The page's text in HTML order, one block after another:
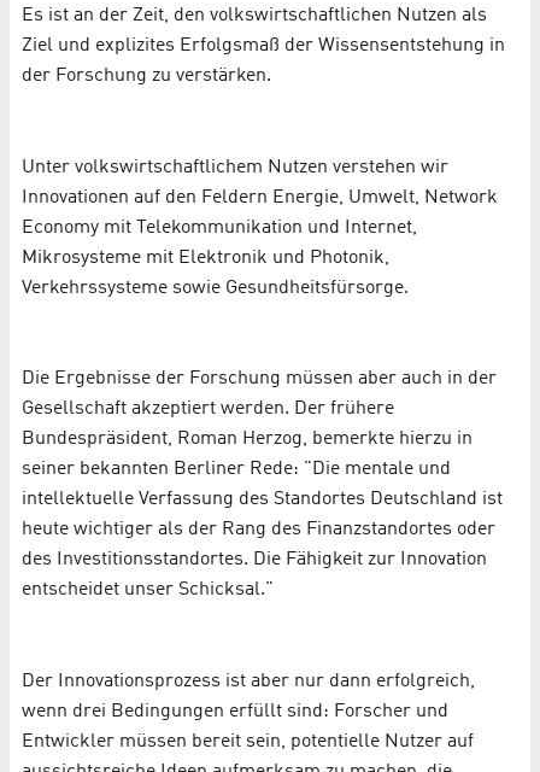
Es ist an der Zeit, den volkswirtschaftlichen Nutzen als
Ziel und explizites Erfolgsmaß der Wissensentstehung in
der Forschung zu verstärken.
Unter volkswirtschaftlichem Nutzen verstehen wir
Innovationen auf den Feldern Energie, Umwelt, Network
Economy mit Telekommunikation und Internet,
Mikrosysteme mit Elektronik und Photonik,
Verkehrssysteme sowie Gesundheitsfürsorge.
Die Ergebnisse der Forschung müssen aber auch in der
Gesellschaft akzeptiert werden. Der frühere
Bundespräsident, Roman Herzog, bemerkte hierzu in
seiner bekannten Berliner Rede: "Die mentale und
intellektuelle Verfassung des Standortes Deutschland ist
heute wichtiger als der Rang des Finanzstandortes oder
des Investitionsstandortes. Die Fähigkeit zur Innovation
entscheidet unser Schicksal."
Der Innovationsprozess ist aber nur dann erfolgreich,
wenn drei Bedingungen erfüllt sind: Forscher und
Entwickler müssen bereit sein, potentielle Nutzer auf